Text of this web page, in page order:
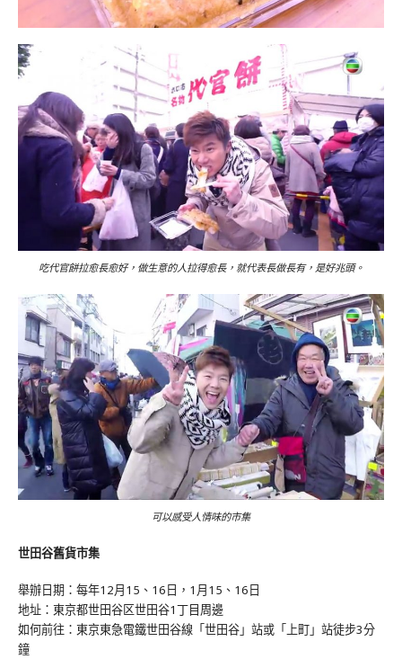
吃代官餅拉愈長愈好，做生意的人拉得愈長，就代表長做長有，是好兆頭。
可以感受人情味的市集
世田谷舊貨市集
舉辦日期：每年12月15、16日，1月15、16日
地址：東京都世田谷区世田谷1丁目周邊
如何前往：東京東急電鐵世田谷線「世田谷」站或「上町」站徒步3分
鐘